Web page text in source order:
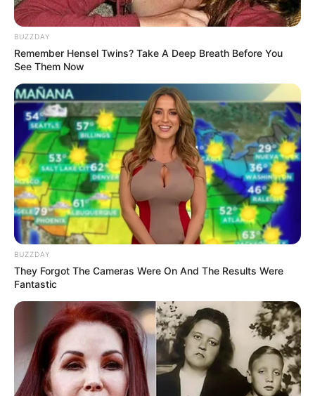
(foto: pinterest)
BUZZDAY
Remember Hensel Twins? Take A Deep Breath Before You
See Them Now
BUZZDAY
They Forgot The Cameras Were On And The Results Were
Fantastic